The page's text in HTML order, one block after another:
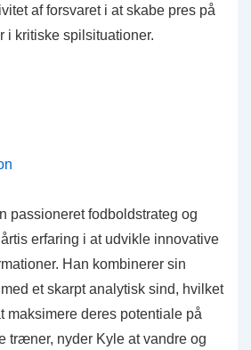
af forsvaret i at skabe pres på
i kritiske spilsituationer.
passioneret fodboldstrateg og
erfaring i at udvikle innovative
Han kombinerer sin
et skarpt analytisk sind, hvilket
maksimere deres potentiale på
træner, nyder Kyle at vandre og